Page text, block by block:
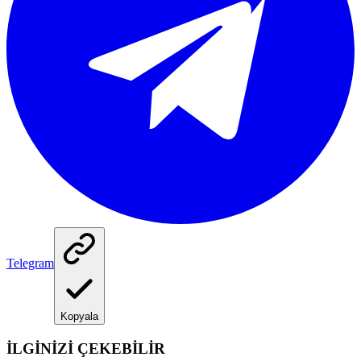
Telegram
Kopyala
İLGİNİZİ ÇEKEBİLİR